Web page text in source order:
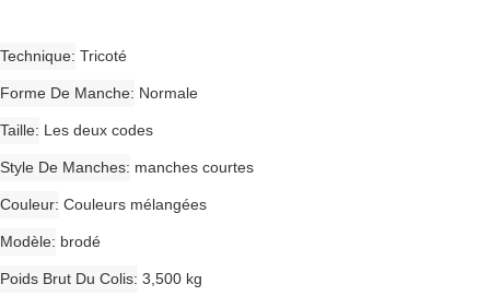
Technique Tricoté
Forme De Manche Normale
Taille Les deux codes
Style De Manches manches courtes
Couleur Couleurs mélangées
Modèle brodé
Poids Brut Du Colis 3,500 kg